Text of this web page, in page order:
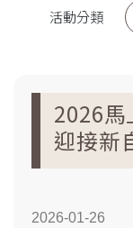
活動分類
2026馬
迎接新
2026-01-26